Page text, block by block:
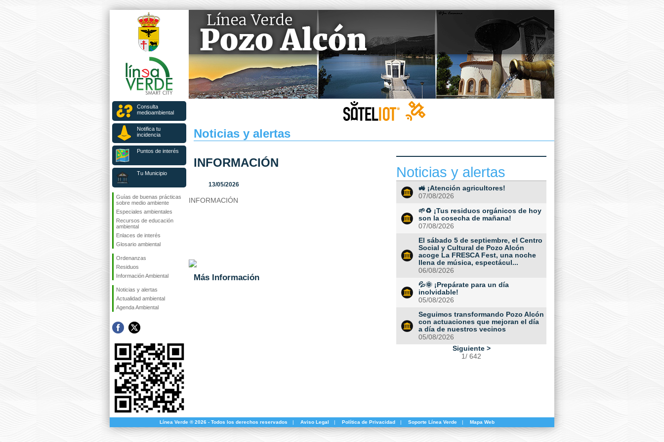
Consulta
medioambiental
Notifica tu
incidencia
Puntos de interés
Tu Municipio
Guías de buenas prácticas
sobre medio ambiente
Especiales ambientales
Recursos de educación
ambiental
Enlaces de interés
Glosario ambiental
Ordenanzas
Residuos
Información Ambiental
Noticias y alertas
Actualidad ambiental
Agenda Ambiental
Noticias y alertas
INFORMACIÓN
13/05/2026
INFORMACIÓN
Más Información
Noticias y alertas
🚜 ¡Atención agricultores!
07/08/2026
🌱♻️ ¡Tus residuos orgánicos de hoy
son la cosecha de mañana!
07/08/2026
El sábado 5 de septiembre, el Centro
Social y Cultural de Pozo Alcón
acoge La FRESCA Fest, una noche
llena de música, espectácul...
06/08/2026
💦🌞 ¡Prepárate para un día
inolvidable!
05/08/2026
Seguimos transformando Pozo Alcón
con actuaciones que mejoran el día
a día de nuestros vecinos
05/08/2026
Siguiente >
1/ 642
Línea Verde ® 2026 - Todos los derechos reservados | Aviso Legal | Política de Privacidad | Soporte Línea Verde | Mapa Web